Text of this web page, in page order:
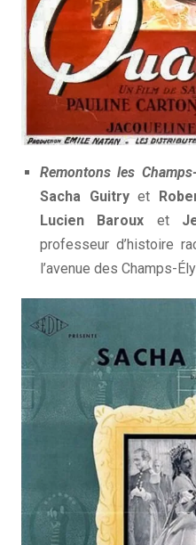
Remontons les
Sacha Guitryet
Lucien Baroux et
professeur d’histoire
l’avenue des Champs-